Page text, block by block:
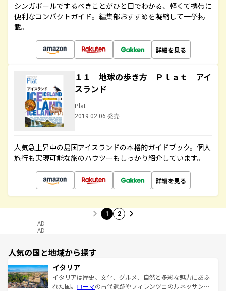
シンガポールでするべきことがひと目でわかる、軽くて携帯に
便利なコンパクトガイド。編集部おすすめを凝縮して一挙掲
載。
詳細を見る
１１ 地球の歩き方 Ｐｌａｔ アイ
スランド
Plat
2019.02.06 発売
人気急上昇中の島国アイスランドの本格的ガイドブック。個人
旅行も実現可能な旅のハウツーもしっかり紹介しています。
詳細を見る
1 2
AD
AD
人気の国と地域から探す
イタリア
イタリアは歴史、文化、グルメ、自然と多彩な魅力にあふ
れた国。 ローマの古代遺跡やフィレンツェのルネッサンス